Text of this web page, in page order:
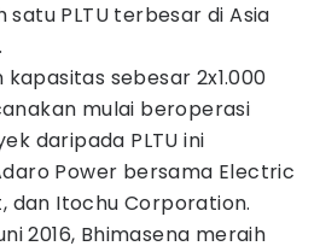
satu PLTU terbesar di Asia
kapasitas sebesar 2x1.000
mulai beroperasi
daripada PLTU ini
Power bersama Electric
dan Itochu Corporation.
2016, Bhimasena meraih